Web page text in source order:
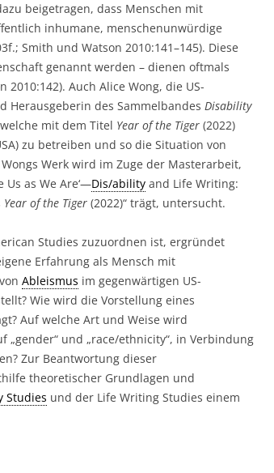
beigetragen, dass Menschen mit
inhumane, menschenunwürdige
Smith und Watson 2010:141–145). Diese
genannt werden – dienen oftmals
Auch Alice Wong, die US-
Herausgeberin des Sammelbandes Disability
mit dem Titel Year of the Tiger (2022)
zu betreiben und so die Situation von
Werk wird im Zuge der Masterarbeit,
Us as We Are‘—Dis/ability and Life Writing:
Year of the Tiger (2022)“ trägt, untersucht.
Studies zuzuordnen ist, ergründet
Erfahrung als Mensch mit
Ableismus im gegenwärtigen US-
Wie wird die Vorstellung eines
Auf welche Art und Weise wird
„gender“ und „race/ethnicity“, in Verbindung
Zur Beantwortung dieser
theoretischer Grundlagen und
Studies und der Life Writing Studies einem